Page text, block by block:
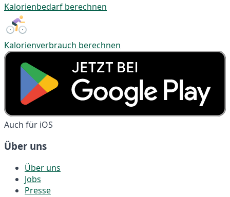
Kalorienbedarf berechnen
Kalorienverbrauch berechnen
Auch für iOS
Über uns
Über uns
Jobs
Presse